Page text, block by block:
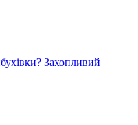
Захопливий